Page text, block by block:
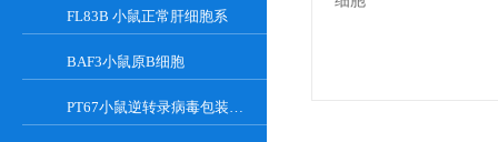
FL83B 小鼠正常肝细胞系
BAF3小鼠原B细胞
PT67小鼠逆转录病毒包装细胞